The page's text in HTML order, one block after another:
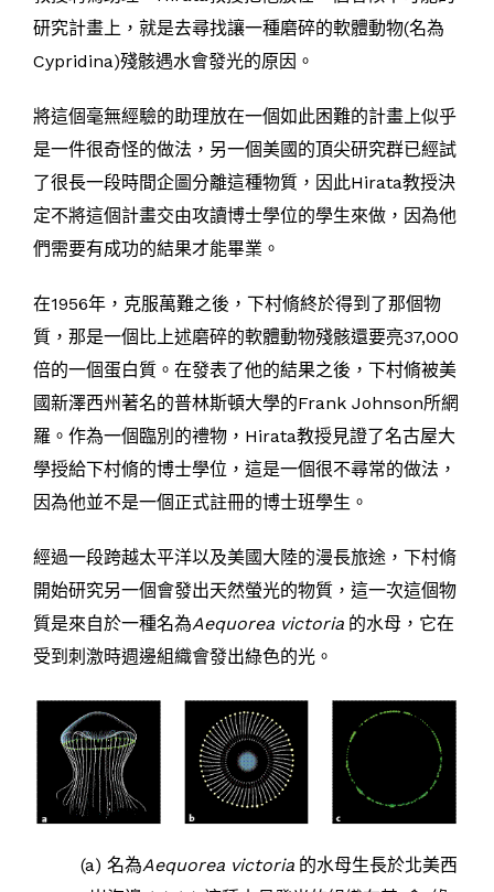
研究計畫上，就是去尋找讓一種磨碎的軟體動物(名為
Cypridina)殘骸遇水會發光的原因。
將這個毫無經驗的助理放在一個如此困難的計畫上似乎
是一件很奇怪的做法，另一個美國的頂尖研究群已經試
了很長一段時間企圖分離這種物質，因此Hirata教授決
定不將這個計畫交由攻讀博士學位的學生來做，因為他
們需要有成功的結果才能畢業。
在1956年，克服萬難之後，下村脩終於得到了那個物
質，那是一個比上述磨碎的軟體動物殘骸還要亮37,000
倍的一個蛋白質。在發表了他的結果之後，下村脩被美
國新澤西州著名的普林斯頓大學的Frank Johnson所網
羅。作為一個臨別的禮物，Hirata教授見證了名古屋大
學授給下村脩的博士學位，這是一個很不尋常的做法，
因為他並不是一個正式註冊的博士班學生。
經過一段跨越太平洋以及美國大陸的漫長旅途，下村脩
開始研究另一個會發出天然螢光的物質，這一次這個物
質是來自於一種名為Aequorea victoria 的水母，它在
受到刺激時週邊組織會發出綠色的光。
(a) 名為Aequorea victoria 的水母生長於北美西